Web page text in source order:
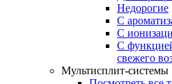
Недорогие
С
С
С
свежего
Мультисплит-системы